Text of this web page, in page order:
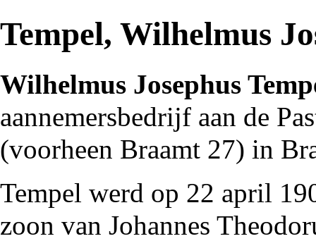
Tempel, Wilhelmus
Wilhelmus Josephus
aannemersbedrijf aan de
(voorheen Braamt 27) in
Tempel werd op 22 april
zoon van Johannes